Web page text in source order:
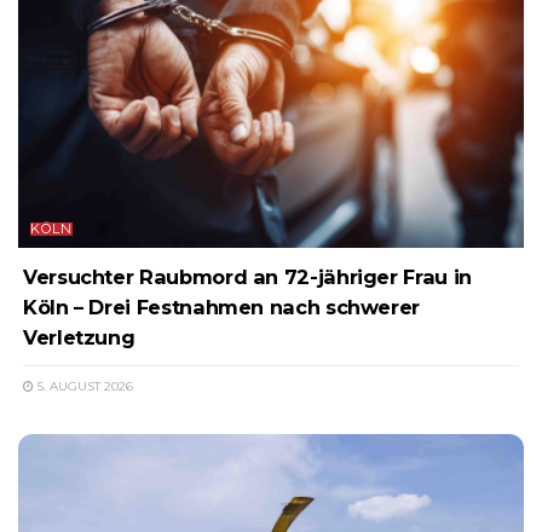
KÖLN
Versuchter Raubmord an 72-jähriger Frau in
Köln – Drei Festnahmen nach schwerer
Verletzung
5. AUGUST 2026